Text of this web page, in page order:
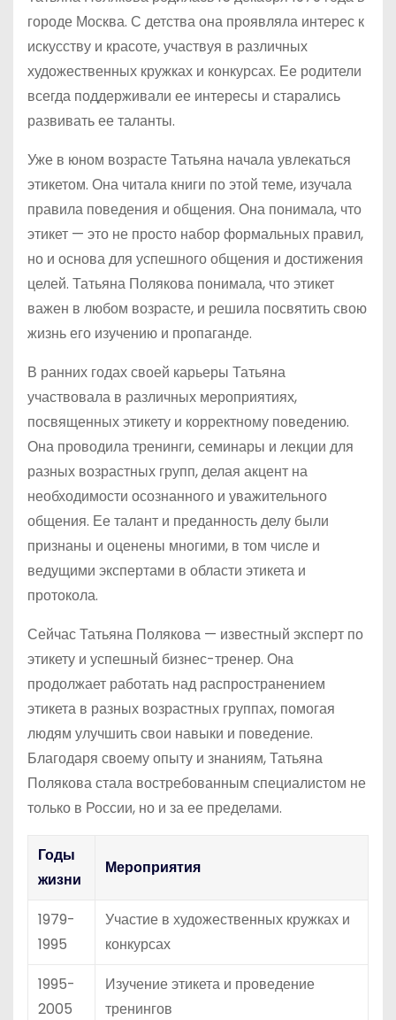
городе Москва. С детства она проявляла интерес к
искусству и красоте, участвуя в различных
художественных кружках и конкурсах. Ее родители
всегда поддерживали ее интересы и старались
развивать ее таланты.
Уже в юном возрасте Татьяна начала увлекаться
этикетом. Она читала книги по этой теме, изучала
правила поведения и общения. Она понимала, что
этикет — это не просто набор формальных правил,
но и основа для успешного общения и достижения
целей. Татьяна Полякова понимала, что этикет
важен в любом возрасте, и решила посвятить свою
жизнь его изучению и пропаганде.
В ранних годах своей карьеры Татьяна
участвовала в различных мероприятиях,
посвященных этикету и корректному поведению.
Она проводила тренинги, семинары и лекции для
разных возрастных групп, делая акцент на
необходимости осознанного и уважительного
общения. Ее талант и преданность делу были
признаны и оценены многими, в том числе и
ведущими экспертами в области этикета и
протокола.
Сейчас Татьяна Полякова — известный эксперт по
этикету и успешный бизнес-тренер. Она
продолжает работать над распространением
этикета в разных возрастных группах, помогая
людям улучшить свои навыки и поведение.
Благодаря своему опыту и знаниям, Татьяна
Полякова стала востребованным специалистом не
только в России, но и за ее пределами.
Годы
жизни
Мероприятия
1979-
1995
Участие в художественных кружках и
конкурсах
1995-
2005
Изучение этикета и проведение
тренингов